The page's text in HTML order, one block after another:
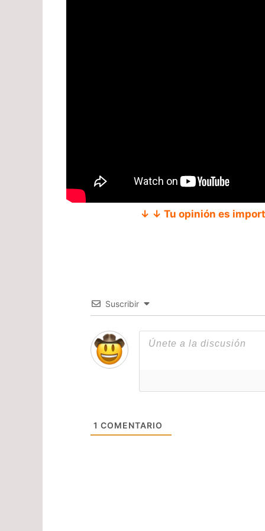
↓ ↓ Tu opinión es
Suscribir
1 COMENTARIO